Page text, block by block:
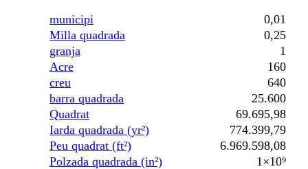
municipi
0,01
Milla quadrada
0,25
granja
1
Acre
160
creu
640
barra quadrada
25.600
Quadrat
69.695,98
Iarda quadrada (yr²)
774.399,79
Peu quadrat (ft²)
6.969.598,08
Polzada quadrada (in²)
1×10⁹